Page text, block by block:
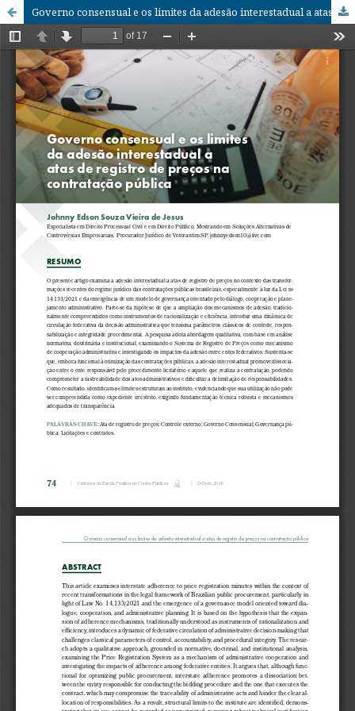
Governo consensual e os limites da adesão interestadual a atas de registro de preços na contratação pública